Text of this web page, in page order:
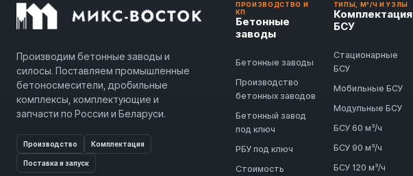
Производим бетонные заводы и
силосы. Поставляем промышленные
бетоносмесители, дробильные
комплексы, комплектующие и
запчасти по России и Беларуси.
Производство Комплектация
Поставка и запуск
ПРОИЗВОДСТВО И
КП
Бетонные
заводы
Бетонные заводы
Производство
бетонных заводов
Бетонный завод
под ключ
РБУ под ключ
Стоимость
ТИПЫ, М³/Ч И УЗЛЫ
Комплектация
БСУ
Стационарные
БСУ
Мобильные БСУ
Модульные БСУ
БСУ 60 м³/ч
БСУ 90 м³/ч
БСУ 120 м³/ч